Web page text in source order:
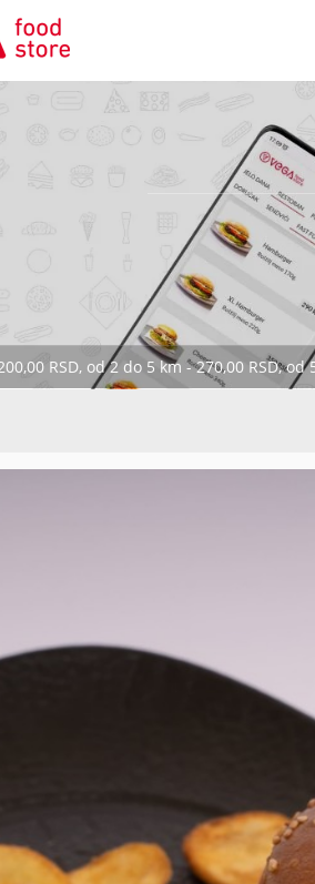
RSD, od 2 do 5 km - 270,00 RSD,